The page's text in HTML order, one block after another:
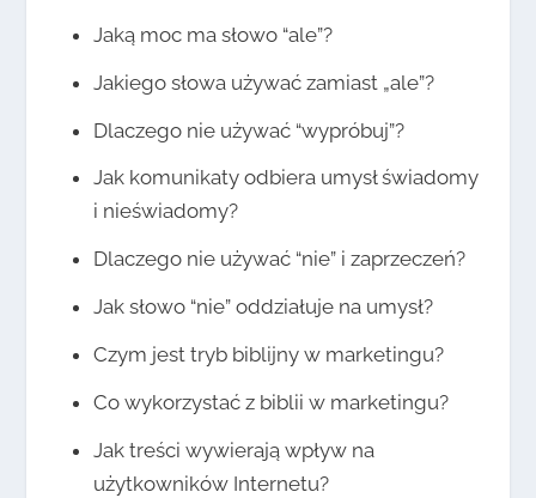
Jaką moc ma słowo “ale”?
Jakiego słowa używać zamiast „ale”?
Dlaczego nie używać “wypróbuj”?
Jak komunikaty odbiera umysł świadomy
i nieświadomy?
Dlaczego nie używać “nie” i zaprzeczeń?
Jak słowo “nie” oddziałuje na umysł?
Czym jest tryb biblijny w marketingu?
Co wykorzystać z biblii w marketingu?
Jak treści wywierają wpływ na
użytkowników Internetu?